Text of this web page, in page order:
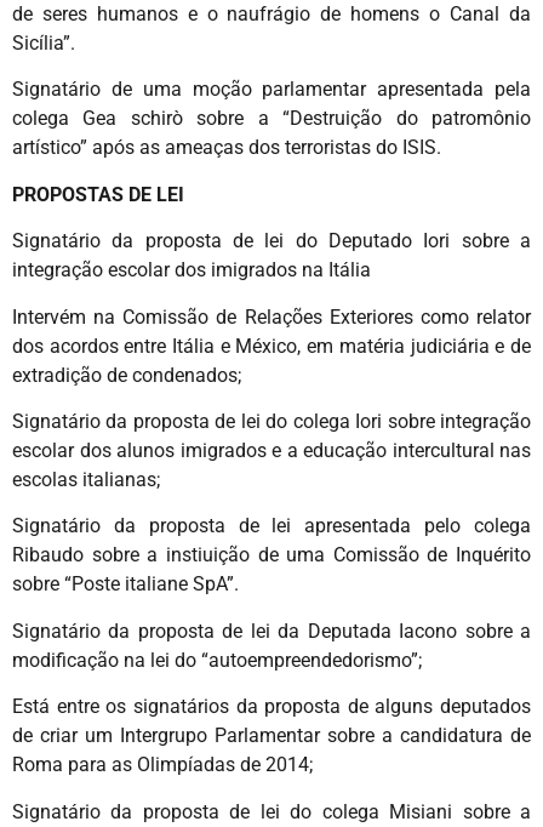
de seres humanos e o naufrágio de homens o Canal da
Sicília”.
Signatário de uma moção parlamentar apresentada pela
colega Gea schirò sobre a “Destruição do patromônio
artístico” após as ameaças dos terroristas do ISIS.
PROPOSTAS DE LEI
Signatário da proposta de lei do Deputado Iori sobre a
integração escolar dos imigrados na Itália
Intervém na Comissão de Relações Exteriores como relator
dos acordos entre Itália e México, em matéria judiciária e de
extradição de condenados;
Signatário da proposta de lei do colega Iori sobre integração
escolar dos alunos imigrados e a educação intercultural nas
escolas italianas;
Signatário da proposta de lei apresentada pelo colega
Ribaudo sobre a instiuição de uma Comissão de Inquérito
sobre “Poste italiane SpA”.
Signatário da proposta de lei da Deputada Iacono sobre a
modificação na lei do “autoempreendedorismo”;
Está entre os signatários da proposta de alguns deputados
de criar um Intergrupo Parlamentar sobre a candidatura de
Roma para as Olimpíadas de 2014;
Signatário da proposta de lei do colega Misiani sobre a